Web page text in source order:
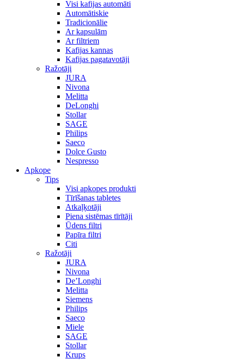
Visi kafijas automāti
Automātiskie
Tradicionālie
Ar kapsulām
Ar filtriem
Kafijas kannas
Kafijas pagatavotāji
Ražotāji
JURA
Nivona
Melitta
DeLonghi
Stollar
SAGE
Philips
Saeco
Dolce Gusto
Nespresso
Apkope
Tips
Visi apkopes produkti
Tīrīšanas tabletes
Atkaļķotāji
Piena sistēmas tīrītāji
Ūdens filtri
Papīra filtri
Citi
Ražotāji
JURA
Nivona
De’Longhi
Melitta
Siemens
Philips
Saeco
Miele
SAGE
Stollar
Krups